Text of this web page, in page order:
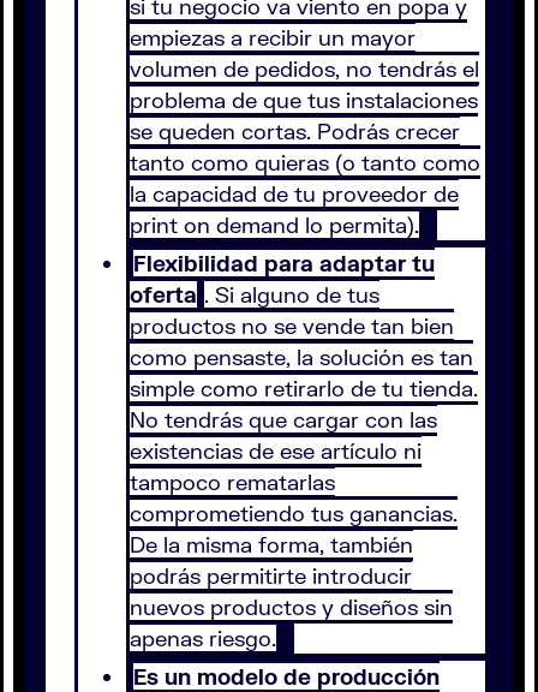
si tu negocio va viento en popa y
empiezas a recibir un mayor
volumen de pedidos, no tendrás el
problema de que tus instalaciones
se queden cortas. Podrás crecer
tanto como quieras (o tanto como
la capacidad de tu proveedor de
print on demand lo permita).
Flexibilidad para adaptar tu
oferta . Si alguno de tus
productos no se vende tan bien
como pensaste, la solución es tan
simple como retirarlo de tu tienda.
No tendrás que cargar con las
existencias de ese artículo ni
tampoco rematarlas
comprometiendo tus ganancias.
De la misma forma, también
podrás permitirte introducir
nuevos productos y diseños sin
apenas riesgo.
Es un modelo de producción